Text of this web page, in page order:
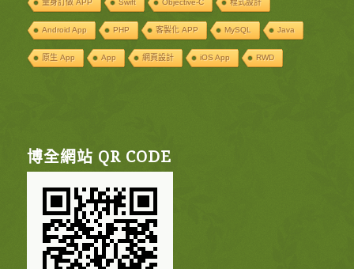
量身訂做 APP Swift Objective-C 程式設計
Android App PHP 客製化 APP MySQL Java
原生 App App 網頁設計 iOS App RWD
博全網站 QR CODE